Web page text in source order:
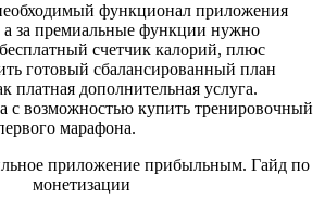
функционал приложения
а за премиальные функции нужно
счетчик калорий, плюс
готовый сбалансированный план
платная дополнительная услуга.
с возможностью купить тренировочный
марафона.